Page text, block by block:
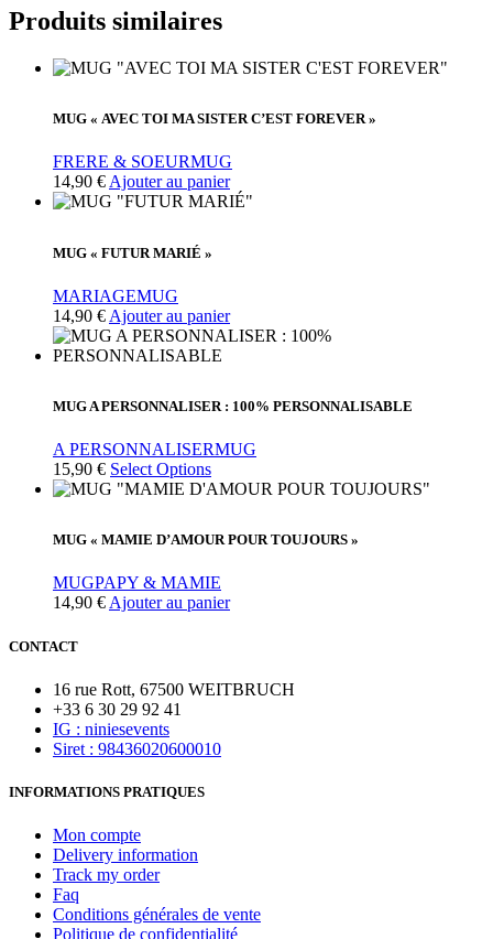
Produits similaires
MUG « AVEC TOI MA SISTER C’EST FOREVER »
FRERE & SOEURMUG
14,90 € Ajouter au panier
MUG « FUTUR MARIÉ »
MARIAGEMUG
14,90 € Ajouter au panier
MUG A PERSONNALISER : 100% PERSONNALISABLE
A PERSONNALISERMUG
15,90 € Select Options
MUG « MAMIE D’AMOUR POUR TOUJOURS »
MUGPAPY & MAMIE
14,90 € Ajouter au panier
CONTACT
16 rue Rott, 67500 WEITBRUCH
+33 6 30 29 92 41
IG : niniesevents
Siret : 98436020600010
INFORMATIONS PRATIQUES
Mon compte
Delivery information
Track my order
Faq
Conditions générales de vente
Politique de confidentialité